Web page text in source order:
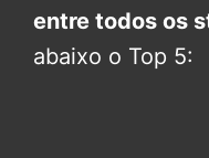
entre todos os
abaixo o Top 5: